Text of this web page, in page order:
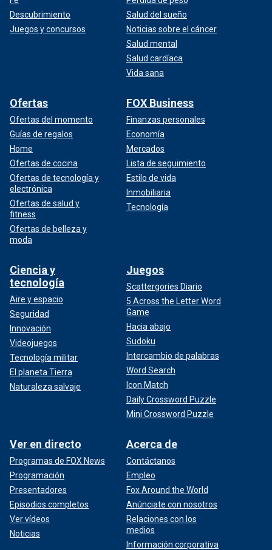
Descubrimiento
Juegos y concursos
Salud del sueño
Noticias sobre el cáncer
Salud mental
Salud cardíaca
Vida sana
Ofertas
Ofertas del momento
Guías de regalos
Home
Ofertas de cocina
Ofertas de tecnología y
electrónica
Ofertas de salud y
fitness
Ofertas de belleza y
moda
FOX Business
Finanzas personales
Economía
Mercados
Lista de seguimiento
Estilo de vida
Inmobiliaria
Tecnología
Ciencia y
tecnología
Aire y espacio
Seguridad
Innovación
Videojuegos
Tecnología militar
El planeta Tierra
Naturaleza salvaje
Juegos
Scattergories Diario
5 Across the Letter Word
Game
Hacia abajo
Sudoku
Intercambio de palabras
Word Search
Icon Match
Daily Crossword Puzzle
Mini Crossword Puzzle
Ver en directo
Programas de FOX News
Programación
Presentadores
Episodios completos
Ver vídeos
Noticias
Acerca de
Contáctanos
Empleo
Fox Around the World
Anúnciate con nosotros
Relaciones con los
medios
Información corporativa